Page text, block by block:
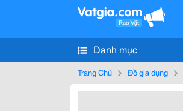
Danh mục
Trang Chủ Đồ gia dụng